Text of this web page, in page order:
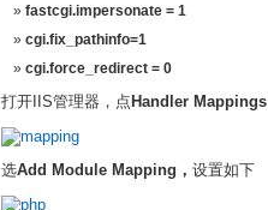
fastcgi.impersonate = 1
cgi.fix_pathinfo=1
cgi.force_redirect = 0
打开IIS管理器，点 Handler Mappings
选Add Module Mapping， 设置如下